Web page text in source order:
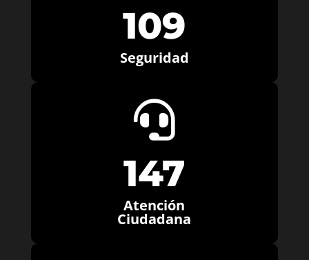
109
Seguridad

147
Atención
Ciudadana